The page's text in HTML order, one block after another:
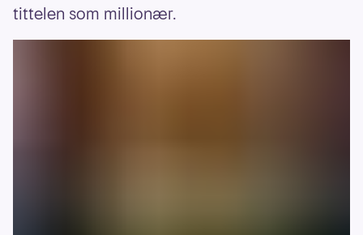
tittelen som millionær.